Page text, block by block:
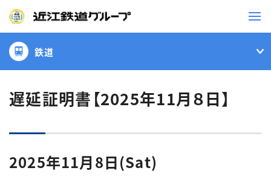
鉄道
バス
事業一覧
観光・イベント情報
鉄道
遅延証明書【2025年11月８日】
2025年11月8日(Sat)